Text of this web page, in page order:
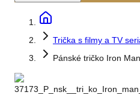
Trička s filmy a TV
Pánské tričko Iron